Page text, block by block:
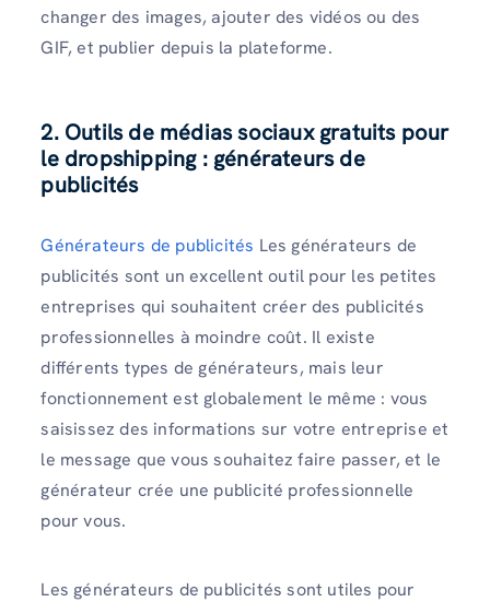
changer des images, ajouter des vidéos ou des
GIF, et publier depuis la plateforme.
2. Outils de médias sociaux gratuits pour
le dropshipping : générateurs de
publicités
Générateurs de publicités Les générateurs de
publicités sont un excellent outil pour les petites
entreprises qui souhaitent créer des publicités
professionnelles à moindre coût. Il existe
différents types de générateurs, mais leur
fonctionnement est globalement le même : vous
saisissez des informations sur votre entreprise et
le message que vous souhaitez faire passer, et le
générateur crée une publicité professionnelle
pour vous.
Les générateurs de publicités sont utiles pour